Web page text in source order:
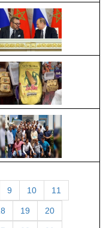
9 10 11
19 20